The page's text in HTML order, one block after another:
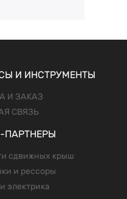
И ИНСТРУМЕНТЫ
И ЗАКАЗ
СВЯЗЬ
ПАРТНЕРЫ
сдвижных крыш
и рессоры
электрика